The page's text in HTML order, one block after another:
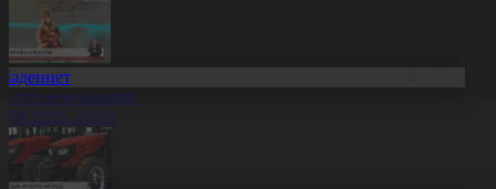
мен креатив
20:13